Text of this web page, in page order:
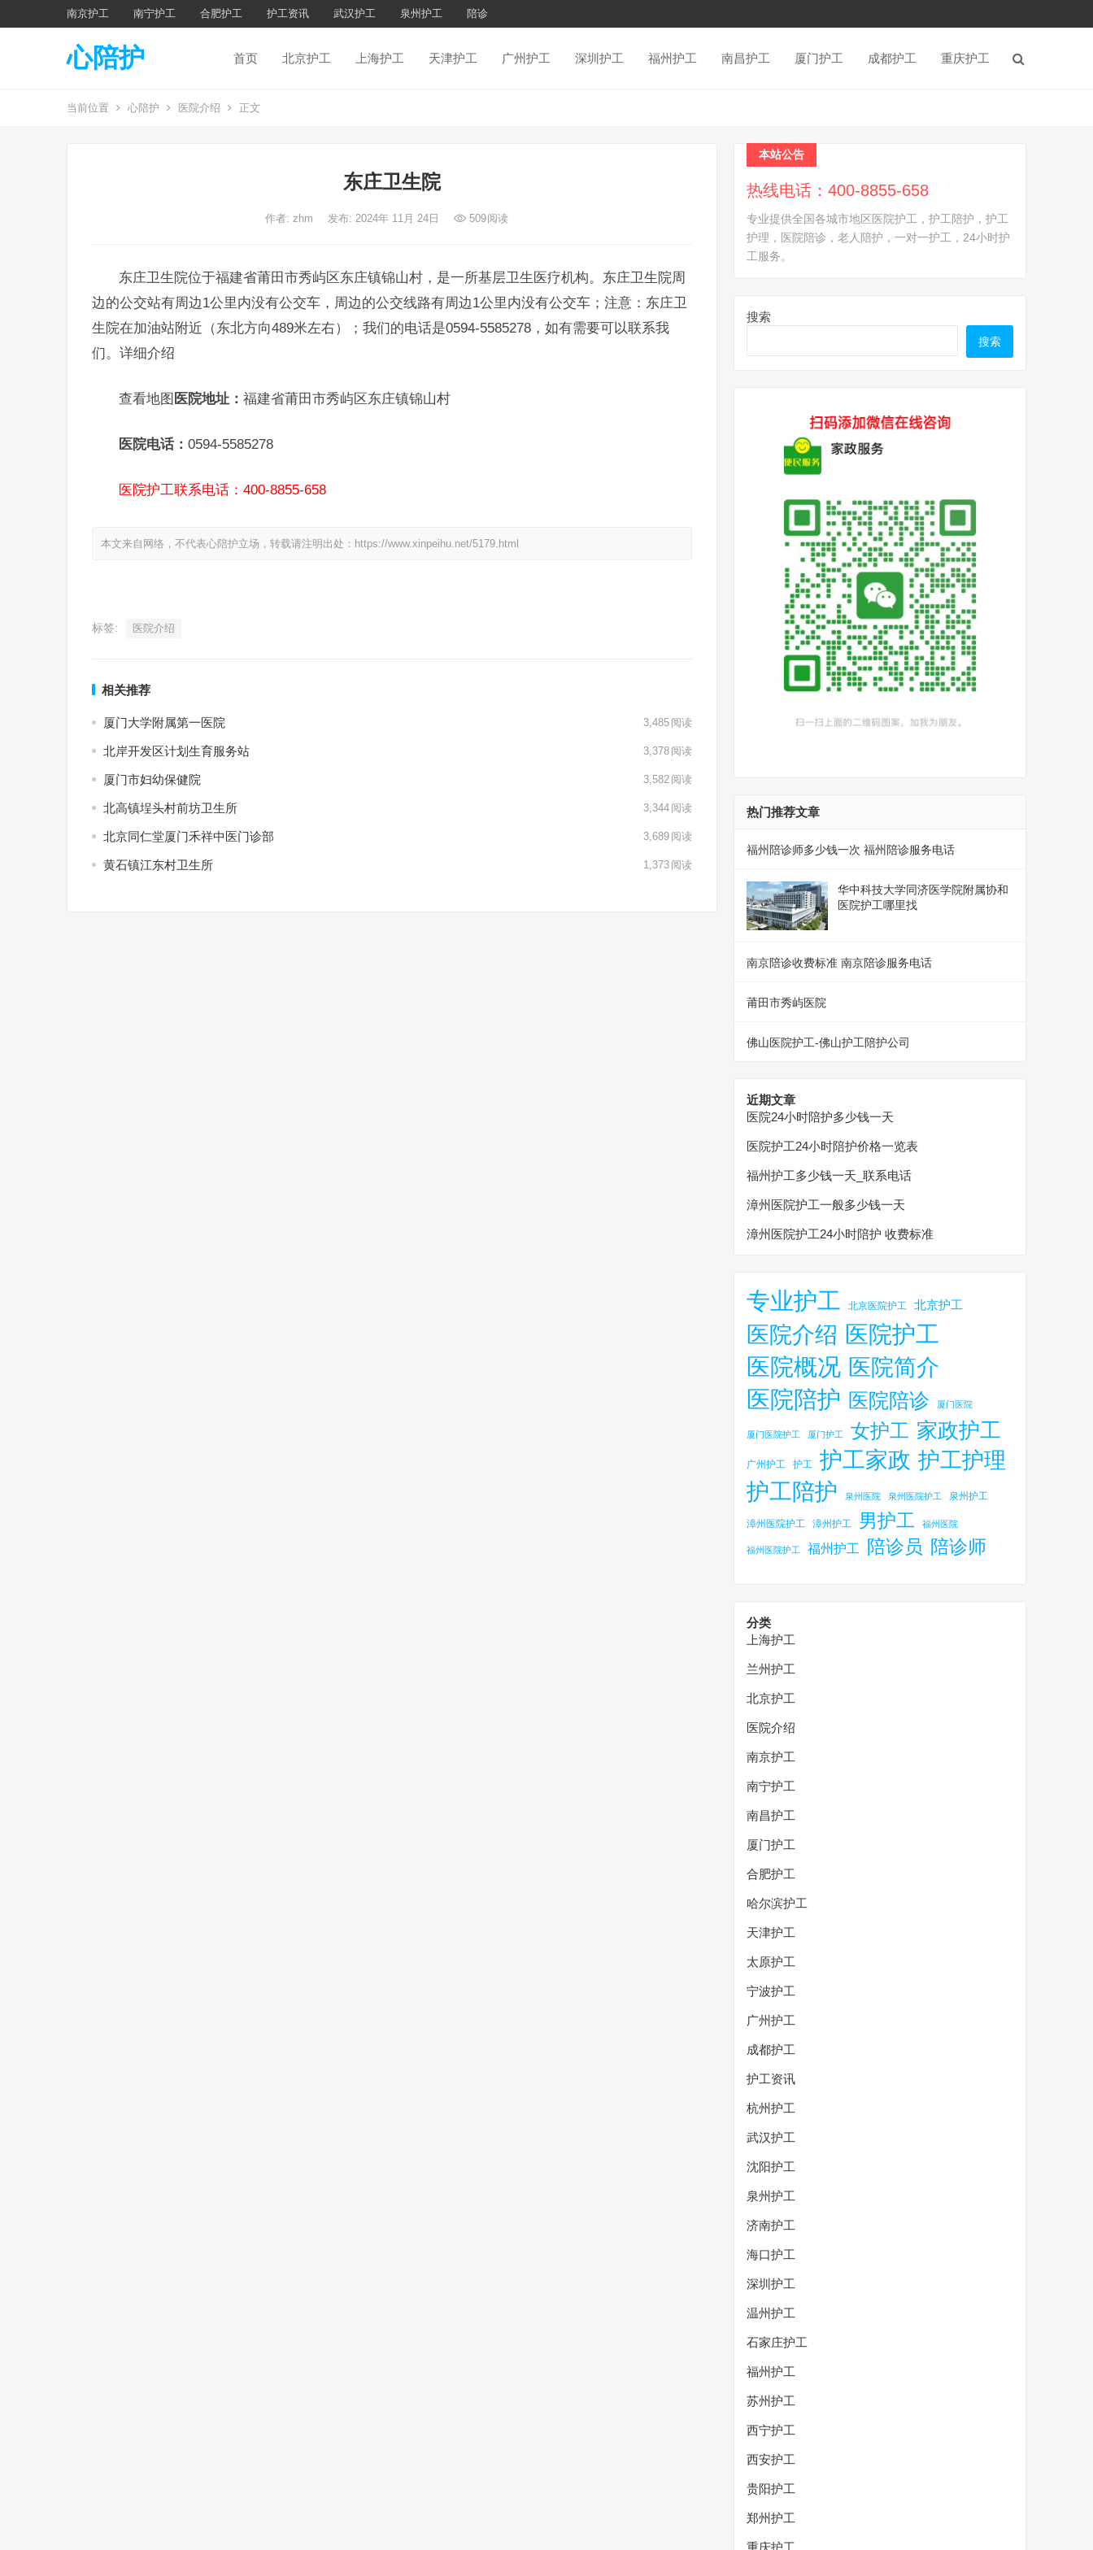
南京护工 南宁护工 合肥护工 护工资讯 武汉护工 泉州护工 陪诊
心陪护 首页 北京护工 上海护工 天津护工 广州护工 深圳护工 福州护工 南昌护工 厦门护工 成都护工 重庆护工
当前位置 心陪护 医院介绍 正文
东庄卫生院
作者: zhm 发布: 2024年 11月 24日 509阅读
东庄卫生院位于福建省莆田市秀屿区东庄镇锦山村，是一所基层卫生医疗机构。东庄卫生院周
边的公交站有周边1公里内没有公交车，周边的公交线路有周边1公里内没有公交车；注意：东庄卫
生院在加油站附近（东北方向489米左右）；我们的电话是0594-5585278，如有需要可以联系我
们。详细介绍
查看地图 医院地址： 福建省莆田市秀屿区东庄镇锦山村
医院电话： 0594-5585278
医院护工联系电话：400-8855-658
本文来自网络，不代表心陪护立场，转载请注明出处：https://www.xinpeihu.net/5179.html
标签: 医院介绍
相关推荐
厦门大学附属第一医院 3,485 阅读
北岸开发区计划生育服务站 3,378 阅读
厦门市妇幼保健院 3,582 阅读
北高镇埕头村前坊卫生所 3,344 阅读
北京同仁堂厦门禾祥中医门诊部 3,689 阅读
黄石镇江东村卫生所 1,373 阅读
本站公告
热线电话：400-8855-658
专业提供全国各城市地区医院护工，护工陪护，护工
护理，医院陪诊，老人陪护，一对一护工，24小时护
工服务。
搜索
搜索
热门推荐文章
福州陪诊师多少钱一次 福州陪诊服务电话
华中科技大学同济医学院附属协和
医院护工哪里找
南京陪诊收费标准 南京陪诊服务电话
莆田市秀屿医院
佛山医院护工-佛山护工陪护公司
近期文章
医院24小时陪护多少钱一天
医院护工24小时陪护价格一览表
福州护工多少钱一天_联系电话
漳州医院护工一般多少钱一天
漳州医院护工24小时陪护 收费标准
专业护工 北京医院护工 北京护工
医院介绍 医院护工
医院概况 医院简介
医院陪护 医院陪诊 厦门医院
厦门医院护工 厦门护工 女护工 家政护工
广州护工 护工 护工家政 护工护理
护工陪护
泉州医院 泉州医院护工 泉州护工
漳州医院护工 漳州护工 男护工 福州医院
福州医院护工 福州护工 陪诊员 陪诊师
分类
上海护工
兰州护工
北京护工
医院介绍
南京护工
南宁护工
南昌护工
厦门护工
合肥护工
哈尔滨护工
天津护工
太原护工
宁波护工
广州护工
成都护工
护工资讯
杭州护工
武汉护工
沈阳护工
泉州护工
济南护工
海口护工
深圳护工
温州护工
石家庄护工
福州护工
苏州护工
西宁护工
西安护工
贵阳护工
郑州护工